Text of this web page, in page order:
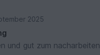
2025
und gut zum